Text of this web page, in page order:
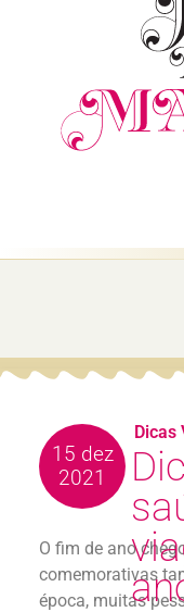
15 dez
2021
O fim de ano
comemorativas
época, muitas
Dicas